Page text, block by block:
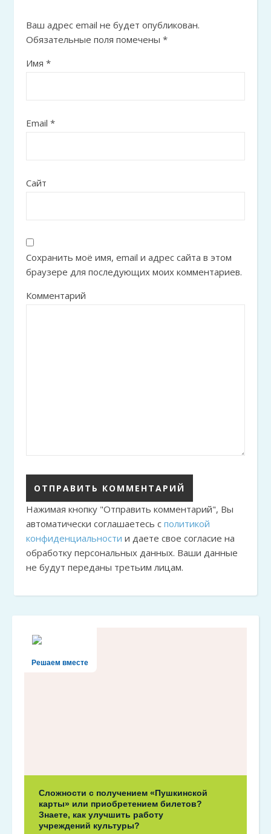
Ваш адрес email не будет опубликован.
Обязательные поля помечены *
Имя *
Email *
Сайт
Сохранить моё имя, email и адрес сайта в этом
браузере для последующих моих комментариев.
Комментарий
Нажимая кнопку "Отправить комментарий", Вы
автоматически соглашаетесь с политикой
конфиденциальности и даете свое согласие на
обработку персональных данных. Ваши данные
не будут переданы третьим лицам.
Решаем вместе
Сложности с получением «Пушкинской
карты» или приобретением билетов?
Знаете, как улучшить работу
учреждений культуры?